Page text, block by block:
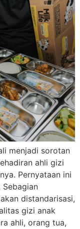
menjadi sorotan
ahli gizi
Pernyataan ini
distandarisasi,
gizi anak
ahli, orang tua,